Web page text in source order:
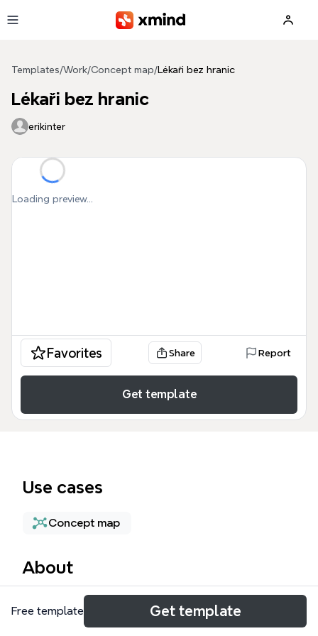
Templates/Work/Concept map/Lékaři bez hranic
Lékaři bez hranic
erikinter
Loading preview...
Favorites Share Report
Get template
Use cases
Concept map
About
Šablona myslenkové mapy Lékaři bez hranic
poskytuje strukturovaný přehled o humanitární
Free template Get template